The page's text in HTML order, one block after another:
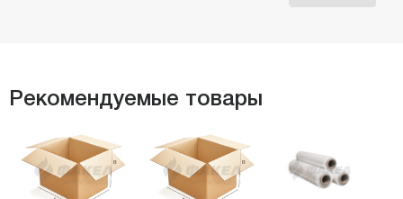
Рекомендуемые товары